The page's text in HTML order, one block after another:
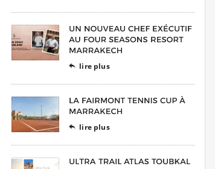
 lire plus
 lire plus